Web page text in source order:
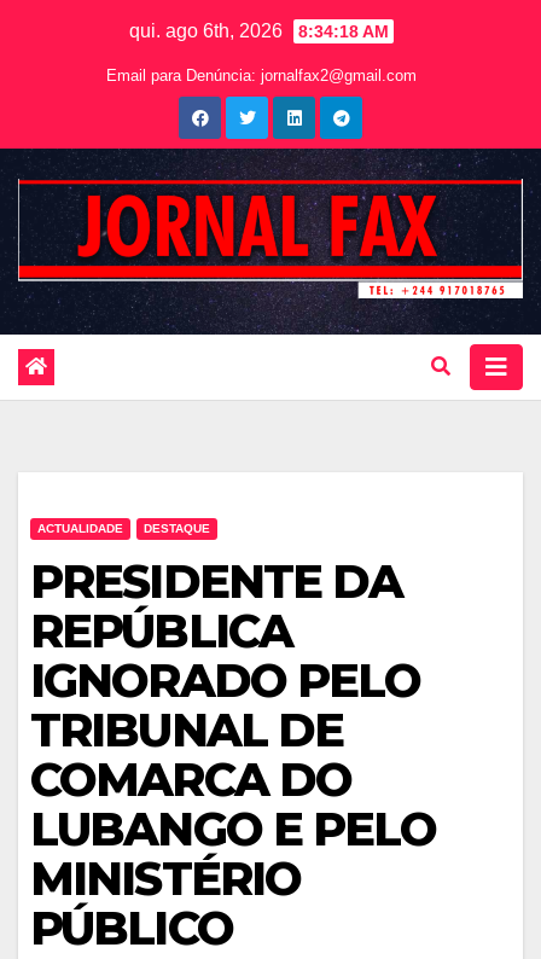
qui. ago 6th, 2026 8:34:19 AM
Email para Denúncia: jornalfax2@gmail.com
ACTUALIDADE DESTAQUE
PRESIDENTE DA
REPÚBLICA
IGNORADO PELO
TRIBUNAL DE
COMARCA DO
LUBANGO E PELO
MINISTÉRIO
PÚBLICO